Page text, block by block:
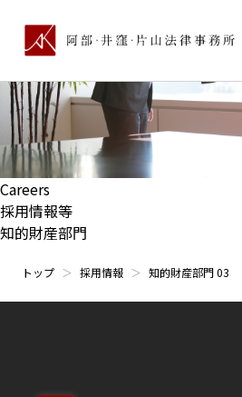
Careers
採用情報等
知的財産部門
トップ 採用情報 知的財産部門 03